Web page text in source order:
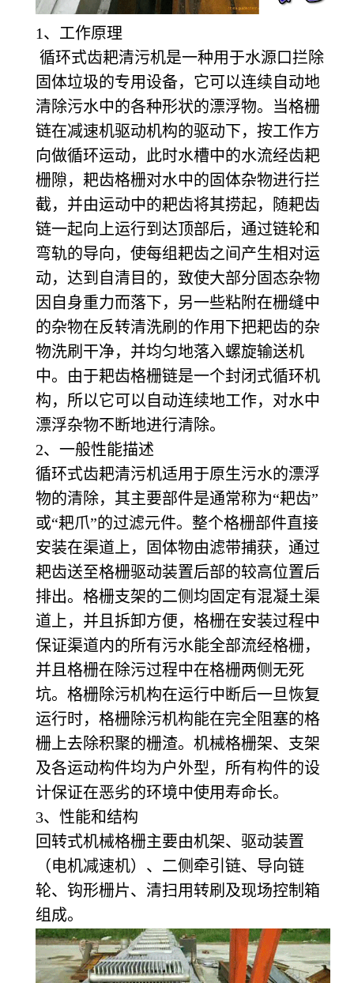
1、工作原理
循环式齿耙清污机是一种用于水源口拦除
固体垃圾的专用设备，它可以连续自动地
清除污水中的各种形状的漂浮物。当格栅
链在减速机驱动机构的驱动下，按工作方
向做循环运动，此时水槽中的水流经齿耙
栅隙，耙齿格栅对水中的固体杂物进行拦
截，并由运动中的耙齿将其捞起，随耙齿
链一起向上运行到达顶部后，通过链轮和
弯轨的导向，使每组耙齿之间产生相对运
动，达到自清目的，致使大部分固态杂物
因自身重力而落下，另一些粘附在栅缝中
的杂物在反转清洗刷的作用下把耙齿的杂
物洗刷干净，并均匀地落入螺旋输送机
中。由于耙齿格栅链是一个封闭式循环机
构，所以它可以自动连续地工作，对水中
漂浮杂物不断地进行清除。
2、一般性能描述
循环式齿耙清污机适用于原生污水的漂浮
物的清除，其主要部件是通常称为“耙齿”
或“耙爪”的过滤元件。整个格栅部件直接
安装在渠道上，固体物由滤带捕获，通过
耙齿送至格栅驱动装置后部的较高位置后
排出。格栅支架的二侧均固定有混凝土渠
道上，并且拆卸方便，格栅在安装过程中
保证渠道内的所有污水能全部流经格栅，
并且格栅在除污过程中在格栅两侧无死
坑。格栅除污机构在运行中断后一旦恢复
运行时，格栅除污机构能在完全阻塞的格
栅上去除积聚的栅渣。机械格栅架、支架
及各运动构件均为户外型，所有构件的设
计保证在恶劣的环境中使用寿命长。
3、性能和结构
回转式机械格栅主要由机架、驱动装置
（电机减速机）、二侧牵引链、导向链
轮、钩形栅片、清扫用转刷及现场控制箱
组成。